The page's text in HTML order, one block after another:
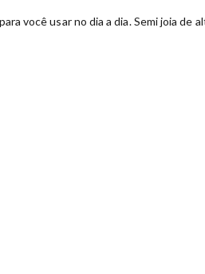
você usar no dia a dia. Semi joia de